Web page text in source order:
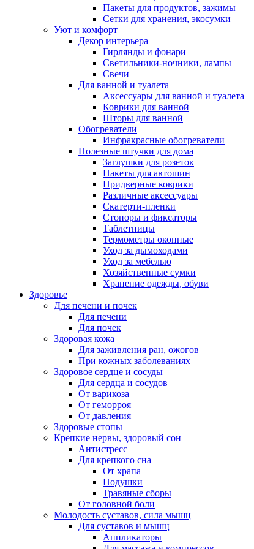
Пакеты для продуктов, зажимы
Сетки для хранения, экосумки
Уют и комфорт
Декор интерьера
Гирлянды и фонари
Светильники-ночники, лампы
Свечи
Для ванной и туалета
Аксессуары для ванной и туалета
Коврики для ванной
Шторы для ванной
Обогреватели
Инфракрасные обогреватели
Полезные штучки для дома
Заглушки для розеток
Пакеты для автошин
Придверные коврики
Различные аксессуары
Скатерти-пленки
Стопоры и фиксаторы
Таблетницы
Термометры оконные
Уход за дымоходами
Уход за мебелью
Хозяйственные сумки
Хранение одежды, обуви
Здоровье
Для печени и почек
Для печени
Для почек
Здоровая кожа
Для заживления ран, ожогов
При кожных заболеваниях
Здоровое сердце и сосуды
Для сердца и сосудов
От варикоза
От геморроя
От давления
Здоровые стопы
Крепкие нервы, здоровый сон
Антистресс
Для крепкого сна
От храпа
Подушки
Травяные сборы
От головной боли
Молодость суставов, сила мышц
Для суставов и мышц
Аппликаторы